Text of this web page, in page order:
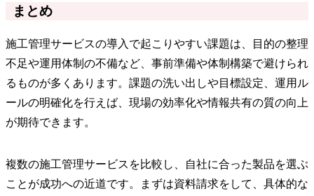
まとめ
施工管理サービスの導入で起こりやすい課題は、目的の整理
不足や運用体制の不備など、事前準備や体制構築で避けられ
るものが多くあります。課題の洗い出しや目標設定、運用ル
ールの明確化を行えば、現場の効率化や情報共有の質の向上
が期待できます。
複数の施工管理サービスを比較し、自社に合った製品を選ぶ
ことが成功への近道です。まずは資料請求をして、具体的な